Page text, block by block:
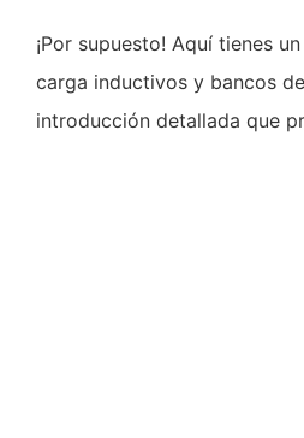
¡Por supuesto! Aquí tienes
carga inductivos y bancos
introducción detallada que